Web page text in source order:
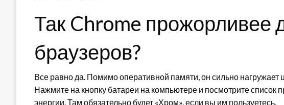
Так Chrome прожорливее
браузеров?
Все равно да. Помимо оперативной памяти, он сильно нагружает
Нажмите на кнопку батареи на компьютере и посмотрите список
энергии. Там обязательно будет «Хром», если вы им пользуетесь.